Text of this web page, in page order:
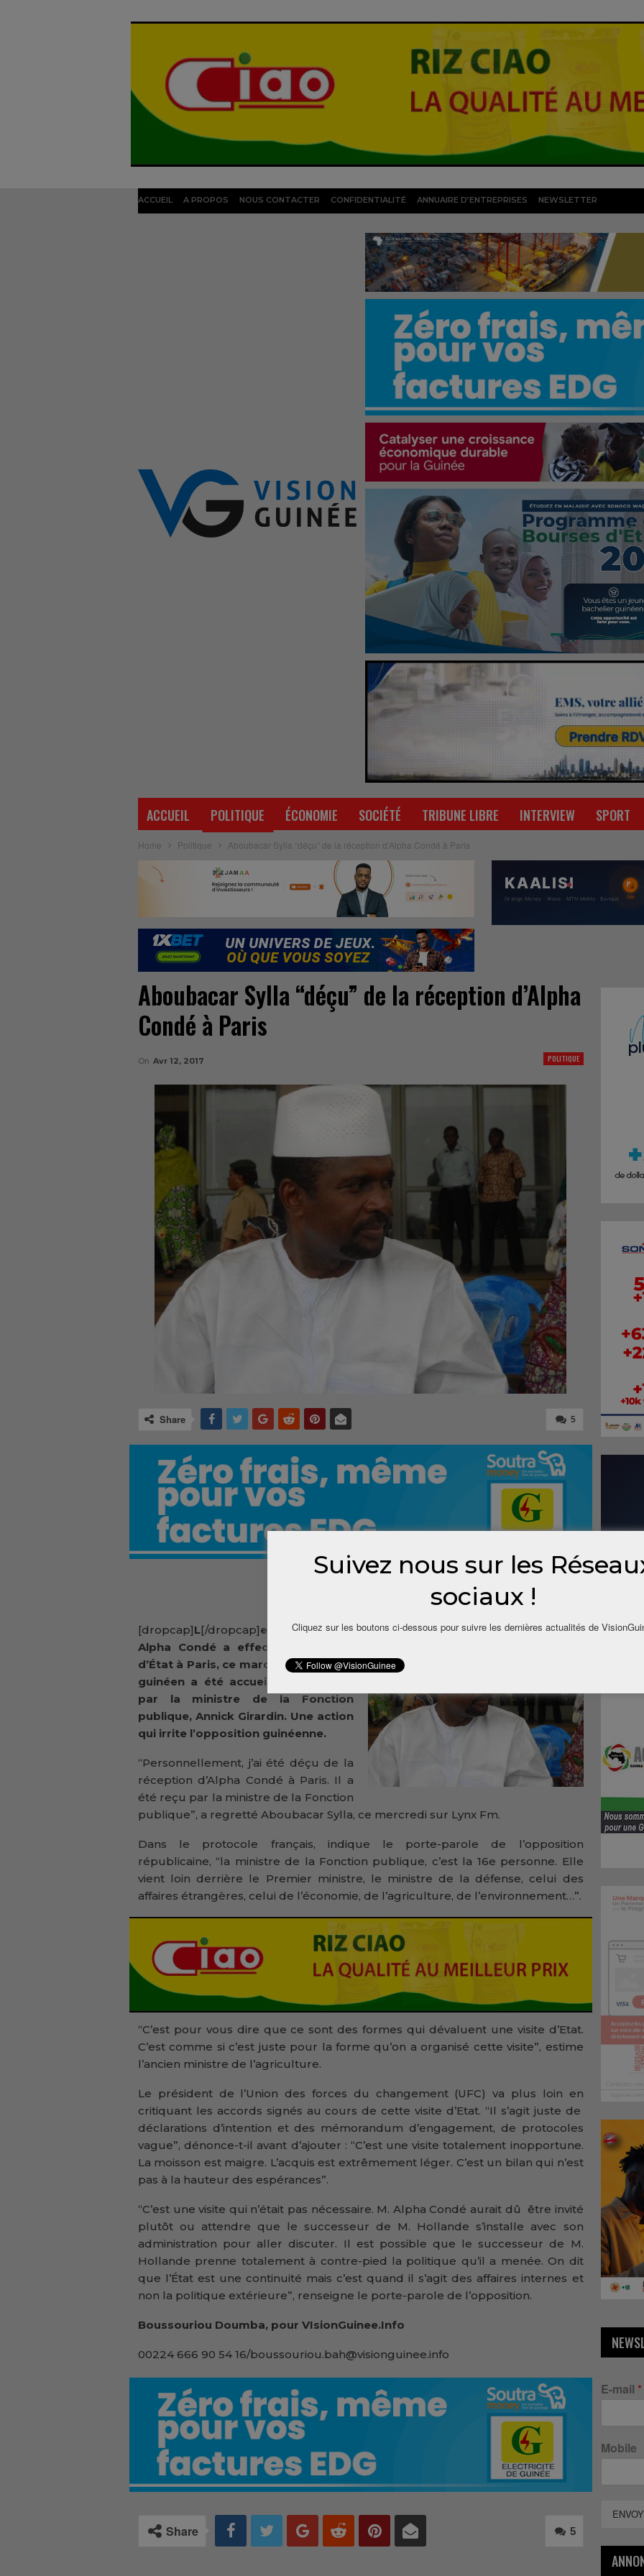
ACCUEIL A PROPOS NOUS CONTACTER CONFIDENTIALITÉ ANNUAIRE D’ENTREPRISES NEWSLETTER
ACCUEIL POLITIQUE ÉCONOMIE SOCIÉTÉ TRIBUNE LIBRE INTERVIEW SPORT
Home Politique Aboubacar Sylla “déçu” de la réception d’Alpha Condé à Paris
Aboubacar Sylla “déçu” de la réception d’Alpha
Condé à Paris
POLITIQUE
On Avr 12, 2017
5
Share
[dropcap]L[/dropcap]e président
Alpha Condé a effectué une visite
d’État à Paris, ce mardi. Le président
guinéen a été accueilli à l’aéroport
par la ministre de la Fonction
publique, Annick Girardin. Une action
qui irrite l’opposition guinéenne.
“Personnellement, j’ai été déçu de la
réception d’Alpha Condé à Paris. Il a
été reçu par la ministre de la Fonction
publique”, a regretté Aboubacar Sylla, ce mercredi sur Lynx Fm.
Dans le protocole français, indique le porte-parole de l’opposition
républicaine, “la ministre de la Fonction publique, c’est la 16e personne. Elle
vient loin derrière le Premier ministre, le ministre de la défense, celui des
affaires étrangères, celui de l’économie, de l’agriculture, de l’environnement…”.
“C’est pour vous dire que ce sont des formes qui dévaluent une visite d’Etat.
C’est comme si c’est juste pour la forme qu’on a organisé cette visite”, estime
l’ancien ministre de l’agriculture.
Le président de l’Union des forces du changement (UFC) va plus loin en
critiquant les accords signés au cours de cette visite d’Etat. “Il s’agit juste de
déclarations d’intention et des mémorandum d’engagement, de protocoles
vague”, dénonce-t-il avant d’ajouter : “C’est une visite totalement inopportune.
La moisson est maigre. L’acquis est extrêmement léger. C’est un bilan qui n’est
pas à la hauteur des espérances”.
“C’est une visite qui n’était pas nécessaire. M. Alpha Condé aurait dû être invité
plutôt ou attendre que le successeur de M. Hollande s’installe avec son
administration pour aller discuter. Il est possible que le successeur de M.
Hollande prenne totalement à contre-pied la politique qu’il a menée. On dit
que l’État est une continuité mais c’est quand il s’agit des affaires internes et
non la politique extérieure”, renseigne le porte-parole de l’opposition.
Boussouriou Doumba, pour VIsionGuinee.Info
00224 666 90 54 16/boussouriou.bah@visionguinee.info
5
Share
E-mail *
Mobile
Suivez nous sur les
sociaux !
Cliquez sur les boutons ci-dessous pour suivre les dernières actualités de